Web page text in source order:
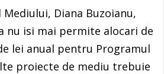
Diana Buzoianu,
nu isi mai permite alocari de
lei anual pentru Programul
proiecte de mediu trebuie